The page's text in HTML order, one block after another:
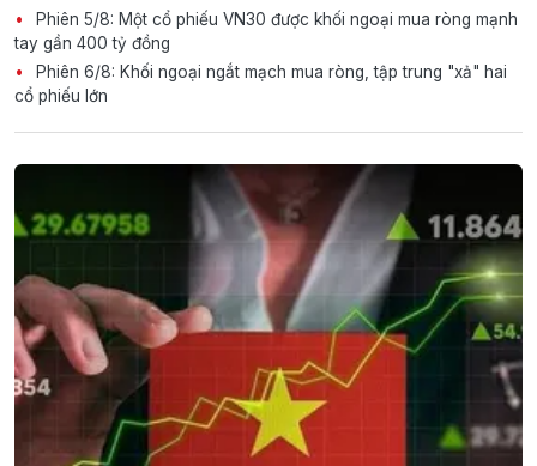
Phiên 5/8: Một cổ phiếu VN30 được khối ngoại mua ròng mạnh
tay gần 400 tỷ đồng
Phiên 6/8: Khối ngoại ngắt mạch mua ròng, tập trung "xả" hai
cổ phiếu lớn